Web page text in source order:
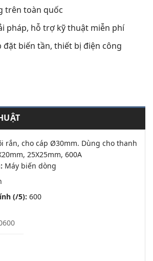
trên toàn quốc
pháp, hỗ trợ kỹ thuật miễn phí
đặt biến tần, thiết bị điện công
rắn, cho cáp Ø30mm. Dùng cho thanh
25X25mm, 600A
Máy biến dòng
(/5): 600